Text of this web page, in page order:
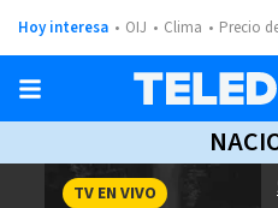
Hoy interesa OIJ Clima Precio
TV EN VIVO